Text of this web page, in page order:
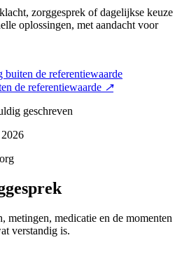
zorggesprek of dagelijkse keuze
oplossingen, met aandacht voor
de referentiewaarde ↗
geschreven
metingen, medicatie en de momenten
verstandig is.